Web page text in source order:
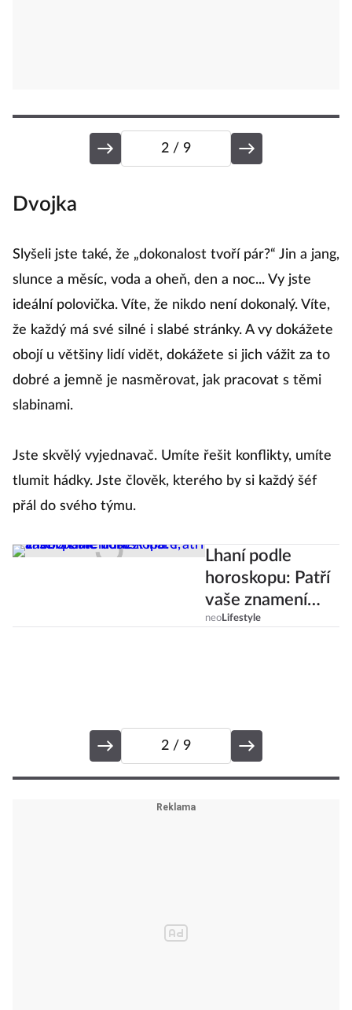
2 / 9
Dvojka
Slyšeli jste také, že „dokonalost tvoří pár?“ Jin a jang,
slunce a měsíc, voda a oheň, den a noc... Vy jste
ideální polovička. Víte, že nikdo není dokonalý. Víte,
že každý má své silné i slabé stránky. A vy dokážete
obojí u většiny lidí vidět, dokážete si jich vážit za to
dobré a jemně je nasměrovat, jak pracovat s těmi
slabinami.
Jste skvělý vyjednavač. Umíte řešit konflikty, umíte
tlumit hádky. Jste člověk, kterého by si každý šéf
přál do svého týmu.
Lhaní podle
horoskopu: Patří
vaše znamení
mezi lháře, anebo
neoLifestyle
2 / 9